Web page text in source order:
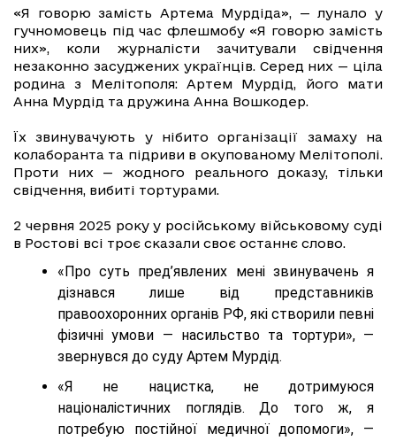
«Я говорю замість Артема Мурдіда», — лунало у
гучномовець під час флешмобу «Я говорю замість
них», коли журналісти зачитували свідчення
незаконно засуджених українців. Серед них — ціла
родина з Мелітополя: Артем Мурдід, його мати
Анна Мурдід та дружина Анна Вошкодер.
Їх звинувачують у нібито організації замаху на
колаборанта та підриви в окупованому Мелітополі.
Проти них — жодного реального доказу, тільки
свідчення, вибиті тортурами.
2 червня 2025 року у російському військовому суді
в Ростові всі троє сказали своє останнє слово.
«Про суть пред’явлених мені звинувачень я
дізнався лише від представників
правоохоронних органів РФ, які створили певні
фізичні умови — насильство та тортури», —
звернувся до суду Артем Мурдід.
«Я не нацистка, не дотримуюся
націоналістичних поглядів. До того ж, я
потребую постійної медичної допомоги», —